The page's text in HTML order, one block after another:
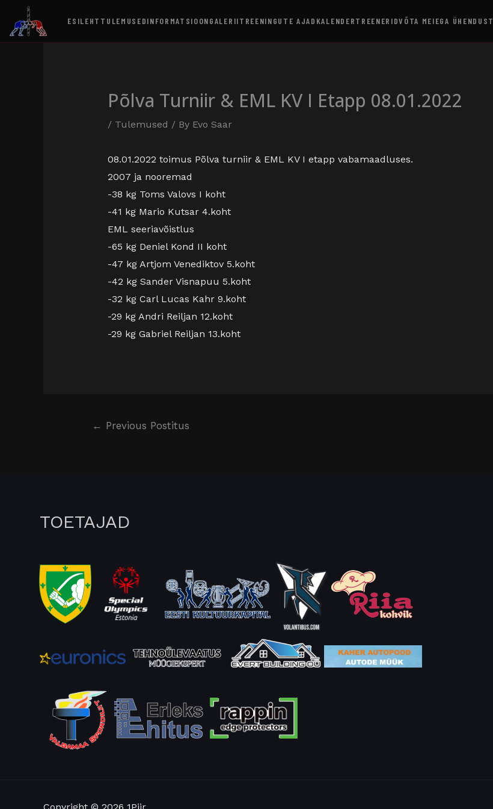
ESILEHT TULEMUSEDINFORMATSIOONGALERIITREENINGUTE AJAD KALENDERTREENERIDVÕTA MEIEGA ÜHENDUST
Põlva Turniir & EML KV I Etapp 08.01.2022
/ Tulemused / By Evo Saar
08.01.2022 toimus Põlva turniir & EML KV I etapp vabamaadluses.
2007 ja nooremad
-38 kg Toms Valovs I koht
-41 kg Mario Kutsar 4.koht
EML seeriavõistlus
-65 kg Deniel Kond II koht
-47 kg Artjom Venediktov 5.koht
-42 kg Sander Visnapuu 5.koht
-32 kg Carl Lucas Kahr 9.koht
-29 kg Andri Reiljan 12.koht
-29 kg Gabriel Reiljan 13.koht
← Previous Postitus
TOETAJAD